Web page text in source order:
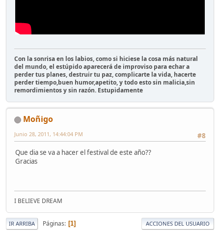
Con la sonrisa en los labios, como si hiciese la cosa más natural
del mundo, el estúpido aparecerá de improviso para echar a
perder tus planes, destruir tu paz, complicarte la vida, hacerte
perder tiempo,buen humor,apetito, y todo esto sin malicia,sin
remordimientos y sin razón. Estupidamente
Moñigo
#8
Junio 28, 2011, 14:44:04 PM
Que dia se va a hacer el festival de este año??
Gracias
I BELIEVE DREAM
IR ARRIBA Páginas 1 ACCIONES DEL USUARIO